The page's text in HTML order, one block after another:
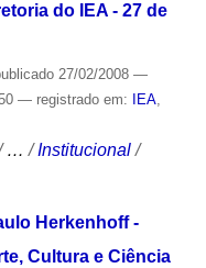
do IEA - 27 de
27/02/2008 —
— registrado em: IEA,
…/Institucional /
Herkenhoff -
Cultura e Ciência